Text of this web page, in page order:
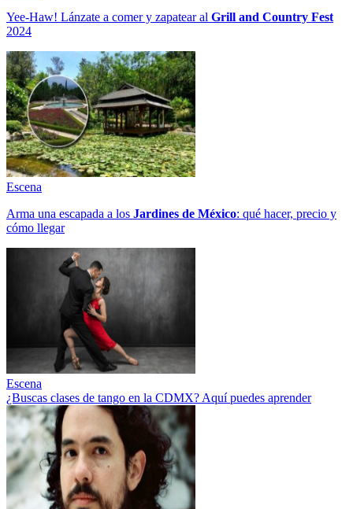
Yee-Haw! Lánzate a comer y zapatear al Grill and Country Fest
2024
Escena
Arma una escapada a los Jardines de México: qué hacer, precio y
cómo llegar
Escena
¿Buscas clases de tango en la CDMX? Aquí puedes aprender